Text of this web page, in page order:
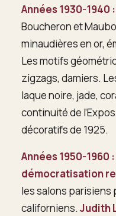
Années 1930-1940
Boucheron et
minaudières en or,
Les motifs
zigzags, damiers.
laque noire, jade,
continuité de
décoratifs de 1925.
Années 1950-1960
démocratisation
les salons parisiens
californiens. Judith